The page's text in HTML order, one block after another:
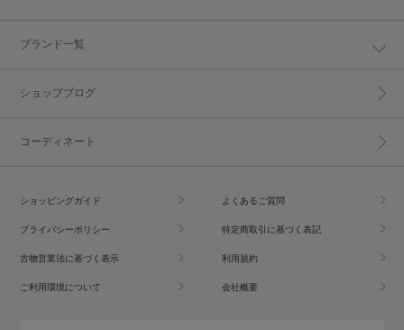
ブランド一覧
ショップブログ
コーディネート
ショッピングガイド よくあるご質問
プライバシーポリシー 特定商取引に基づく表記
古物営業法に基づく表示 利用規約
ご利用環境について 会社概要